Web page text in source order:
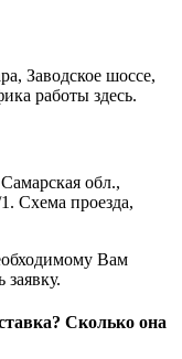
Заводское шоссе,
работы здесь.
обл.,
Схема проезда,
Вам
заявку.
Сколько она